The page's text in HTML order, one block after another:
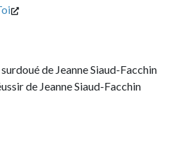
Jeanne Siaud-Facchin
Siaud-Facchin